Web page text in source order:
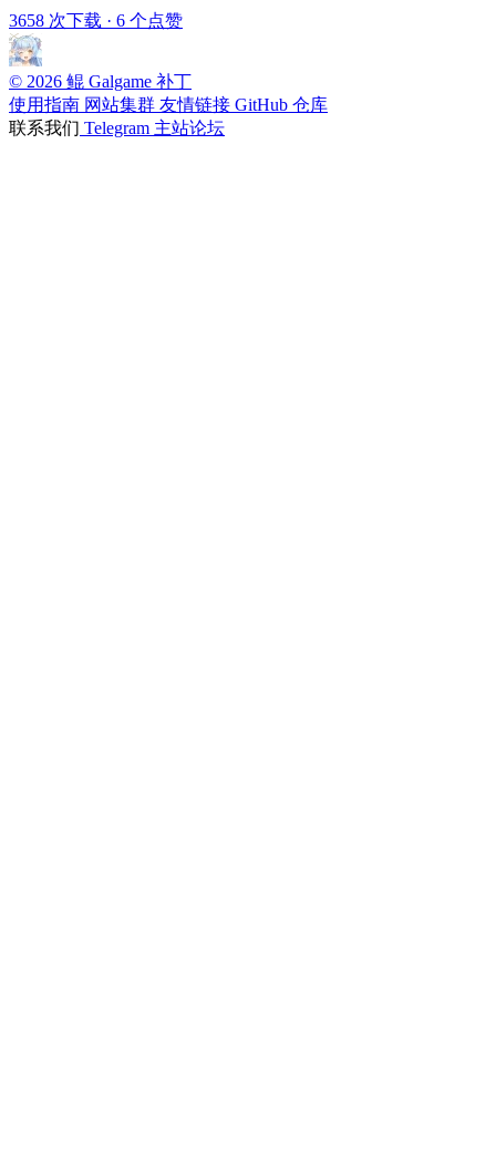
3658 次下载 · 6 个点赞
© 2026 鲲 Galgame 补丁
使用指南 网站集群 友情链接 GitHub 仓库
联系我们 Telegram 主站论坛